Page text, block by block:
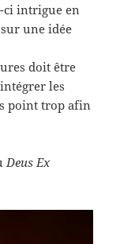
ci intrigue en
une idée
doit être
les
point trop afin
Deus Ex